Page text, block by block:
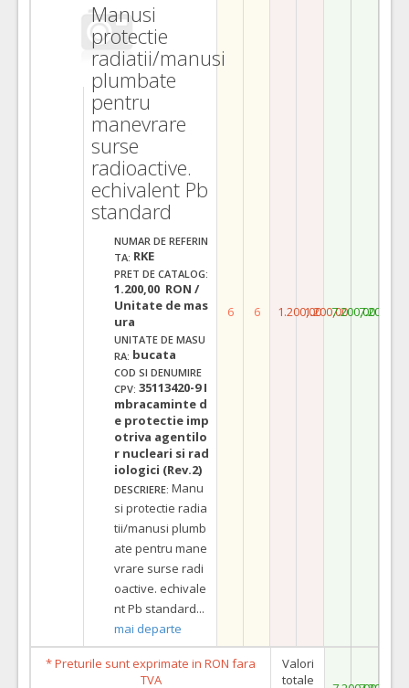
Manusi
protectie
radiatii/manusi
plumbate
pentru
manevrare
surse
radioactive.
echivalent Pb
standard
NUMAR DE REFERIN
TA: RKE
PRET DE CATALOG:
1.200,00 RON /
Unitate de mas
ura
UNITATE DE MASU
RA: bucata
COD SI DENUMIRE
CPV: 35113420-9 I
mbracaminte d
e protectie imp
otriva agentilo
r nucleari si rad
iologici (Rev.2)
DESCRIERE: Manu
si protectie radia
tii/manusi plumb
ate pentru mane
vrare surse radi
oactive. echivale
nt Pb standard...
mai departe
6 6 1.200,001.200,007.200,007.200,00
* Preturile sunt exprimate in RON fara
TVA
Valori
totale